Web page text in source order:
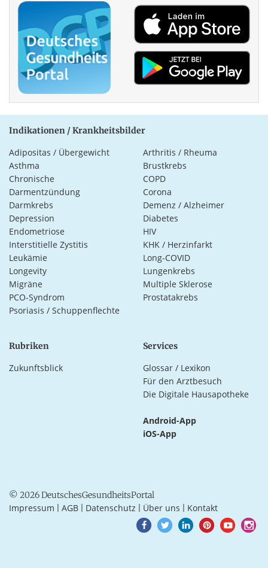
Indikationen / Krankheitsbilder
Adipositas / Übergewicht
Arthritis / Rheuma
Asthma
Brustkrebs
Chronische
Darmentzündung
COPD
Corona
Darmkrebs
Demenz / Alzheimer
Depression
Diabetes
Endometriose
HIV
Interstitielle Zystitis
KHK / Herzinfarkt
Leukämie
Long-COVID
Longevity
Lungenkrebs
Migräne
Multiple Sklerose
PCO-Syndrom
Prostatakrebs
Psoriasis / Schuppenflechte
Rubriken
Zukunftsblick
Services
Glossar / Lexikon
Für den Arztbesuch
Die Digitale Hausapotheke
Android-App
iOS-App
© 2026 DeutschesGesundheitsPortal
Impressum AGB Datenschutz Über uns Kontakt